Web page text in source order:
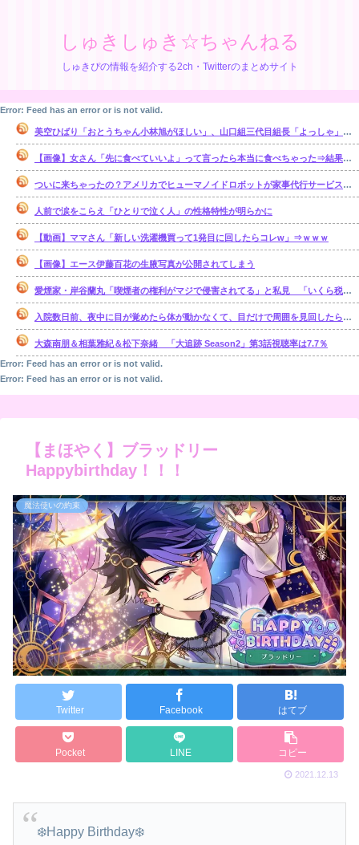
しゅきしゅき☆ちゃんねる
しゅきぴの情報を紹介する2ch・Twitterのまとめサイト
Error: Feed has an error or is not valid.
美空ひばり「おとうちゃん小林旭がほしい」、山口組三代目組長「よっしゃ」、昭和ヤバすぎ⇒！！！
【画像】女さん「先に食べていいよ」って言ったら本当に食べちゃった⇒結果ｗｗ
ついに来ちゃったの？アメリカでヒューマノイドロボットが家事代行サービスを開始
人前で涙をこらえ「ひとりで泣く人」の性格特性が明らかに
【動画】ママさん「新しい洗濯機買って1発目に回したらコレw」⇒ｗｗｗ
【画像】エース伊藤百花の生腋写真が公開されてしまう
愛煙家・岸谷蘭丸「喫煙者の権利がマジで侵害されてる」と私見 「いくら税金…
入院数日前、夜中に目が覚めたら体が動かなくて、目だけで周囲を見回したら、腹部の 辺りをじっと見る「青く光る骨格標本」が居た【再】
大森南朋＆相葉雅紀＆松下奈緒 「大追跡 Season2」第3話視聴率は7.7％
Error: Feed has an error or is not valid.
Error: Feed has an error or is not valid.
【まほやく】ブラッドリー
Happybirthday！！！
魔法使いの約束
Twitter Facebook はてブ
Pocket LINE コピー
2021.12.13
❄️Happy Birthday❄️